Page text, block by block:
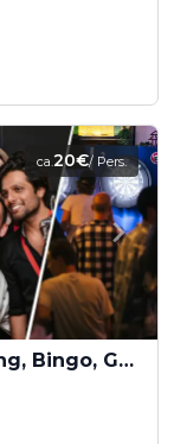
ca.20€/ Pers.
Social Gaming: Dart, Beer Pong, Bingo, Gaming, Kicker, Kneipenquiz & Schocken